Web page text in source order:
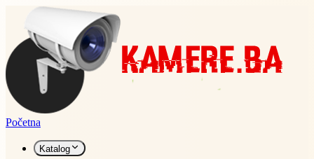
Početna
Katalog